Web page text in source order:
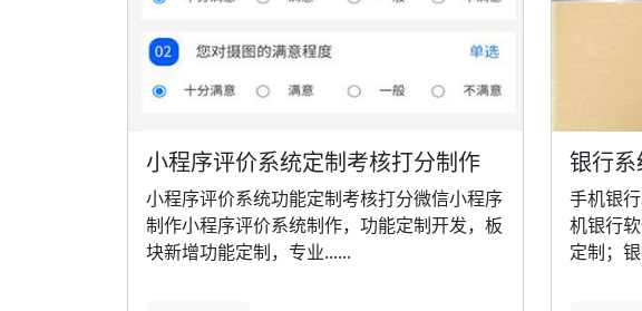
小程序评价系统定制考核打分制作
小程序评价系统功能定制考核打分微信小程序
制作小程序评价系统制作，功能定制开发，板
块新增功能定制，专业......
银行
手机银
机银行
定制；